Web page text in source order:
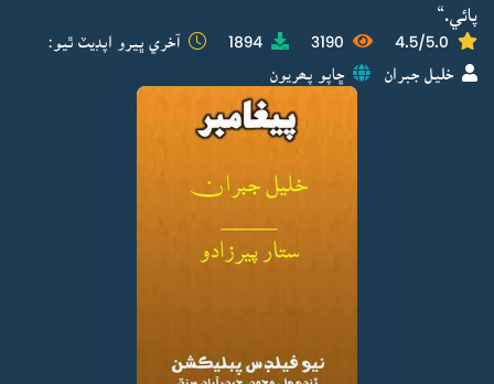
پائي.“
4.5/5.0
3190
1894 آخري ڀيرو اپڊيٽ ٿيو:
خليل جبران ڇاپو پھريون